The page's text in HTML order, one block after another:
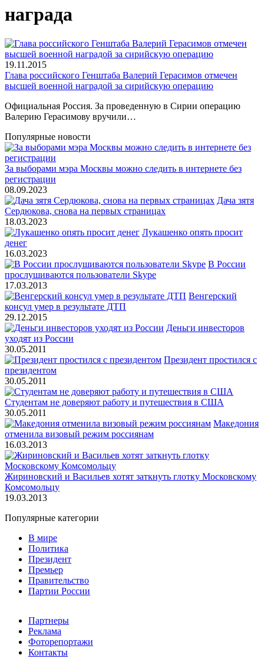
награда
19.11.2015
Глава российского Генштаба Валерий Герасимов отмечен
высшей военной наградой за сирийскую операцию
Официальная Россия. За проведенную в Сирии операцию
Валерию Герасимову вручили…
Популярные новости
За выборами мэра Москвы можно следить в интернете без
регистрации
08.09.2023
Дача зятя
Сердюкова, снова на первых страницах
18.03.2023
Лукашенко опять просит
денег
16.03.2023
В России
прослушиваются пользователи Skype
17.03.2013
Венгерский
консул умер в результате ДТП
29.12.2015
Деньги инвесторов
уходят из России
30.05.2011
Президент простился с
президентом
30.05.2011
Студентам не доверяют работу и путешествия в США
30.05.2011
Македония
отменила визовый режим россиянам
16.03.2013
Жириновский и Васильев хотят заткнуть глотку Московскому
Комсомольцу
19.03.2013
Популярные категории
В мире
Политика
Президент
Премьер
Правительство
Партии России
Партнеры
Реклама
Фоторепортажи
Контакты